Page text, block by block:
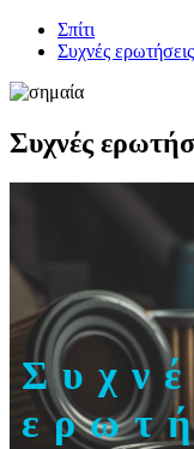
Σπίτι
Συχνές ερωτήσεις
Συχνές